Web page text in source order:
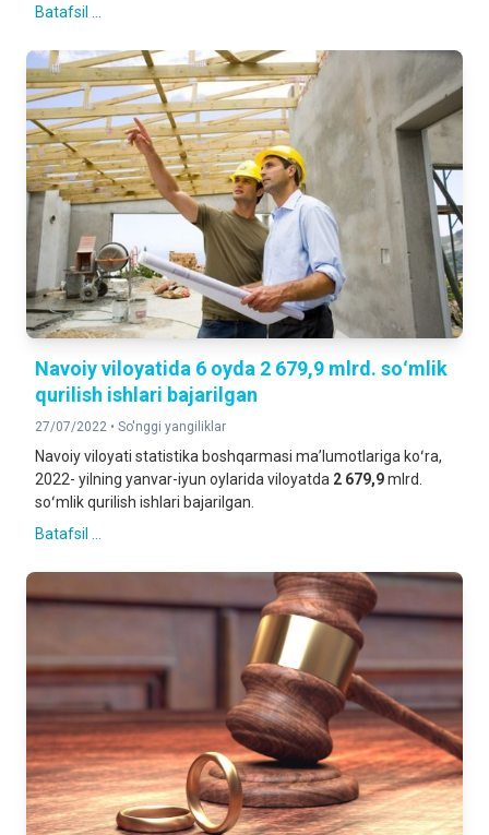
Batafsil ...
Navoiy viloyatida 6 oyda 2 679,9 mlrd. soʻmlik
qurilish ishlari bajarilgan
27/07/2022 • So'nggi yangiliklar
Navoiy viloyati statistika boshqarmasi maʼlumotlariga koʻra,
2022- yilning yanvar-iyun oylarida viloyatda 2 679,9mlrd.
soʻmlik qurilish ishlari bajarilgan.
Batafsil ...